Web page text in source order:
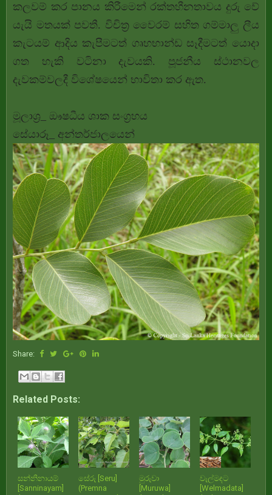
කලවම් කර පානය කිරීමෙන් රක්තහීනතාවය දුරු වේ
යැයි මතයක් පවතී. විචිත්‍ර වෛරම් සහිත ගම්මාලු ලීය
කැටයම් ආදිය කැපීමටත් ගෘහභාන්ඩ සෑදීමටත් යොදා
ගත හැකි වටිනා දැවයකි. පූජනීය ස්ථානවල
දැවකම්වලදී විශේෂයෙන් භාවිතා කර ඇත.
මූලාශ්‍ර_ ඖෂධීය ශාක සංග්‍රහය
සේයාරූ_ අන්තර්ජාලයෙන්
Share:
Related Posts:
සන්නිනායම්
[Sanninayam]
සේරු [Seru]
(Premna
මුරුවා
[Muruwa]
වැල්මදට
[Welmadata]